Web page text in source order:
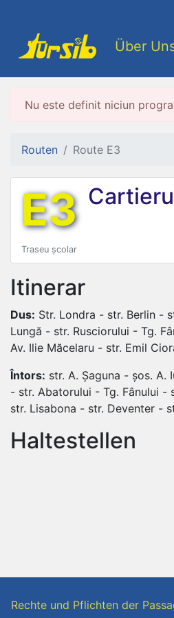
Über
Nu este definit niciun
Routen Route E3
E3
Traseu școlar
Itinerar
Dus: Str. Londra - str. Berlin -
Lungă - str. Rusciorului - Tg.
Av. Ilie Măcelaru - str. Emil
Întors: str. A. Șaguna - șos.
- str. Abatorului - Tg. Fânului -
str. Lisabona - str. Deventer -
Haltestellen
Rechte und Pflichten der